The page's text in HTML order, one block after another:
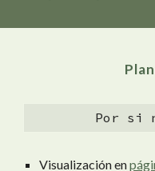
Por si
Visualización en